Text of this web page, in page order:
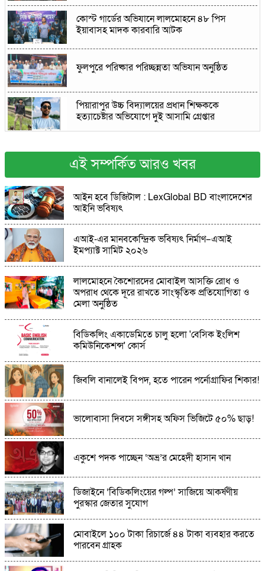
কোস্ট গার্ডের অভিযানে লালমোহনে ৪৮ পিস
ইয়াবাসহ মাদক কারবারি আটক
ফুলপুরে পরিষ্কার পরিচ্ছন্নতা অভিযান অনুষ্ঠিত
পিয়ারাপুর উচ্চ বিদ্যালয়ের প্রধান শিক্ষককে
হত্যাচেষ্টার অভিযোগে দুই আসামি গ্রেপ্তার
মোহনগঞ্জে উদীচীর হাওর ভ্রমণ ও উকিল মুন্সী স্মৃতি
কেন্দ্রে সাংস্কৃতিক অনুষ্ঠান
বিনয়বাঁশী শিল্পীগোষ্ঠীর উদ্যোগে বৃক্ষরোপণ ও বৃক্ষ
বিতরণ
ময়মনসিংহের হালুয়াঘাটে পানির চাপে ধারা-
নালিতাবাড়ী সড়কে ধস, জনদুর্ভোগ
গাইবান্ধায় ৫০ ইয়াবাসহ কথিত মাদক ব্যবসায়ী
গ্রেপ্তার
অনলাইন জুয়ার ফাঁদে কাশিমপুর, বাড়ছে যুবকদের
আসক্তি
অনলাইন জুয়া ও মাদকমুক্ত সমাজ গড়ার লক্ষ্যে
আত্রাইয়ে প্রবাসী মিলনের ব্যতিক্রমী উদ্যোগ
চাই না: নাহিদ ইসলাম
এই সম্পর্কিত আরও খবর
আইন হবে ডিজিটাল : LexGlobal BD বাংলাদেশের
আইনি ভবিষ্যৎ
এআই-এর মানবকেন্দ্রিক ভবিষ্যৎ নির্মাণ–এআই
ইমপ্যাক্ট সামিট ২০২৬
লালমোহনে কৈশোরদের মোবাইল আসক্তি রোধ ও
অপরাধ থেকে দূরে রাখতে সাংস্কৃতিক প্রতিযোগিতা ও
মেলা অনুষ্ঠিত
বিডিকলিং একাডেমিতে চালু হলো 'বেসিক ইংলিশ
কমিউনিকেশন্স' কোর্স
জিবলি বানালেই বিপদ, হতে পারেন পর্নোগ্রাফির শিকার!
ভালোবাসা দিবসে সঙ্গীসহ অফিস ভিজিটে ৫০% ছাড়!
একুশে পদক পাচ্ছেন ‘অভ্র’র মেহেদী হাসান খান
ডিজাইনে ‘বিডিকলিংয়ের গল্প’ সাজিয়ে আকর্ষণীয়
পুরস্কার জেতার সুযোগ
মোবাইলে ১০০ টাকা রিচার্জে ৪৪ টাকা ব্যবহার করতে
পারবেন গ্রাহক